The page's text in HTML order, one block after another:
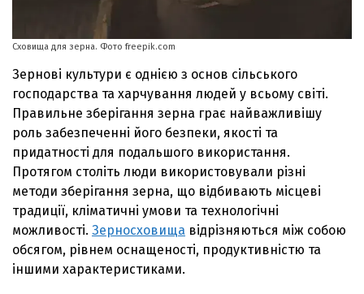
Сховища для зерна. Фото freepik.com
Зернові культури є однією з основ сільського
господарства та харчування людей у всьому світі.
Правильне зберігання зерна грає найважливішу
роль забезпеченні його безпеки, якості та
придатності для подальшого використання.
Протягом століть люди використовували різні
методи зберігання зерна, що відбивають місцеві
традиції, кліматичні умови та технологічні
можливості. Зерносховища відрізняються між собою
обсягом, рівнем оснащеності, продуктивністю та
іншими характеристиками.